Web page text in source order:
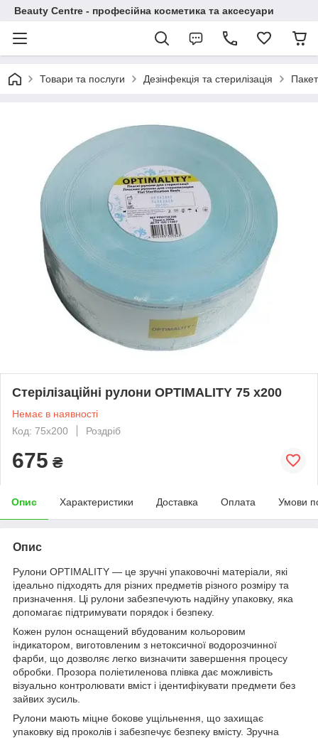
Beauty Centre - професійна косметика та аксесуари
Товари та послуги Дезінфекція та стерилізація
Стерілізаційні рулони OPTIMALITY 75 x200
Немає в наявності
Код: 75х200
Роздріб
675 ₴
Опис Характеристики Доставка Оплата Умови
Опис
Рулони OPTIMALITY — це зручні упаковочні матеріали, які
ідеально підходять для різних предметів різного розміру та
призначення. Ці рулони забезпечують надійну упаковку, яка
допомагає підтримувати порядок і безпеку.
Кожен рулон оснащений вбудованим кольоровим
індикатором, виготовленим з нетоксичної водорозчинної
фарби, що дозволяє легко визначити завершення процесу
обробки. Прозора поліетиленова плівка дає можливість
візуально контролювати вміст і ідентифікувати предмети без
зайвих зусиль.
Рулони мають міцне бокове ущільнення, що захищає
упаковку від проколів і забезпечує безпеку вмісту. Зручна